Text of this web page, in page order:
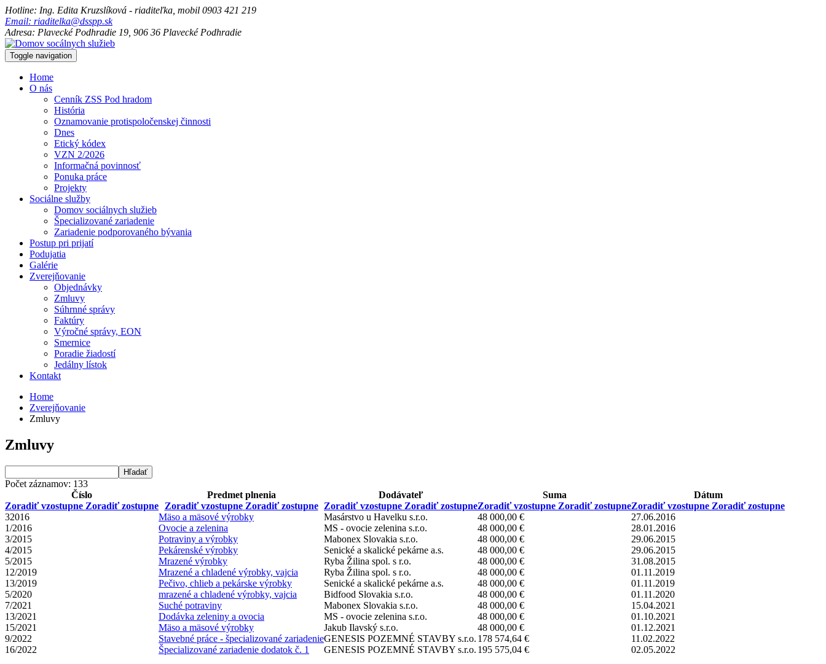
Hotline: Ing. Edita Kruzslíková - riaditeľka, mobil 0903 421 219
Email: riaditelka@dsspp.sk
Adresa: Plavecké Podhradie 19, 906 36 Plavecké Podhradie
Toggle navigation
Home
O nás
Cenník ZSS Pod hradom
História
Oznamovanie protispoločenskej činnosti
Dnes
Etický kódex
VZN 2/2026
Informačná povinnosť
Ponuka práce
Projekty
Sociálne služby
Domov sociálnych služieb
Špecializované zariadenie
Zariadenie podporovaného bývania
Postup pri prijatí
Podujatia
Galérie
Zverejňovanie
Objednávky
Zmluvy
Súhrnné správy
Faktúry
Výročné správy, EON
Smernice
Poradie žiadostí
Jedálny lístok
Kontakt
Home
Zverejňovanie
Zmluvy
Zmluvy
Počet záznamov: 133
Číslo
Zoradiť vzostupne Zoradiť zostupne
Predmet plnenia
Zoradiť vzostupne Zoradiť zostupne
Dodávateľ
Zoradiť vzostupne Zoradiť zostupne
Suma
Zoradiť vzostupne Zoradiť zostupne
Dátum
Zoradiť vzostupne Zoradiť zostupne
32016
Mäso a mäsové výrobky Masárstvo u Havelku s.r.o. 48 000,00 €
27.06.2016
1/2016
Ovocie a zelenina MS - ovocie zelenina s.r.o. 48 000,00 €
28.01.2016
3/2015
Potraviny a výrobky Mabonex Slovakia s.r.o. 48 000,00 €
29.06.2015
4/2015
Pekárenské výrobky Senické a skalické pekárne a.s. 48 000,00 €
29.06.2015
5/2015
Mrazené výrobky Ryba Žilina spol. s r.o. 48 000,00 €
31.08.2015
12/2019
Mrazené a chladené výrobky, vajcia Ryba Žilina spol. s r.o. 48 000,00 €
01.11.2019
13/2019
Pečivo, chlieb a pekárske výrobky Senické a skalické pekárne a.s. 48 000,00 €
01.11.2019
5/2020
mrazené a chladené výrobky, vajcia Bidfood Slovakia s.r.o. 48 000,00 €
01.11.2020
7/2021
Suché potraviny Mabonex Slovakia s.r.o. 48 000,00 €
15.04.2021
13/2021
Dodávka zeleniny a ovocia MS - ovocie zelenina s.r.o. 48 000,00 €
01.10.2021
15/2021
Mäso a mäsové výrobky Jakub Ilavský s.r.o. 48 000,00 €
01.12.2021
9/2022
Stavebné práce - špecializované zariadenieGENESIS POZEMNÉ STAVBY s.r.o. 178 574,64 €
11.02.2022
16/2022
Špecializované zariadenie dodatok č. 1 GENESIS POZEMNÉ STAVBY s.r.o. 195 575,04 €
02.05.2022